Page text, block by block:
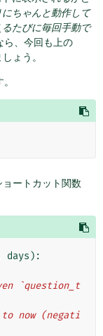
にちゃんと動作して
たびに毎回手動で
ら、今回も上の
ょう。
ートカット関数
days ):